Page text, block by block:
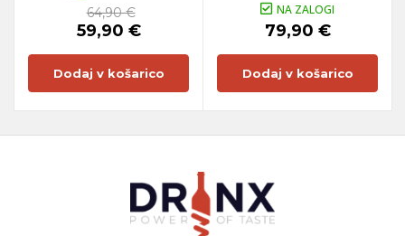
64,90 €
59,90 €
Dodaj v košarico
NA ZALOGI
79,90 €
Dodaj v košarico